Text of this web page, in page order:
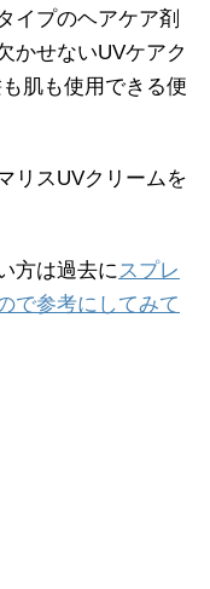
イプのヘアケア剤
かせないUVケアク
肌も使用できる便
リスUVクリームを
方は過去にスプレ
で参考にしてみて